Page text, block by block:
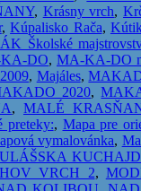
, Krásny vrch,
,Kúpalisko Rača,
Školské
DO, MA-KA-DO
, Majáles,
2020,
, MALÉ
preteky:, Mapa pre
vymalovánka,
VRCH 2,